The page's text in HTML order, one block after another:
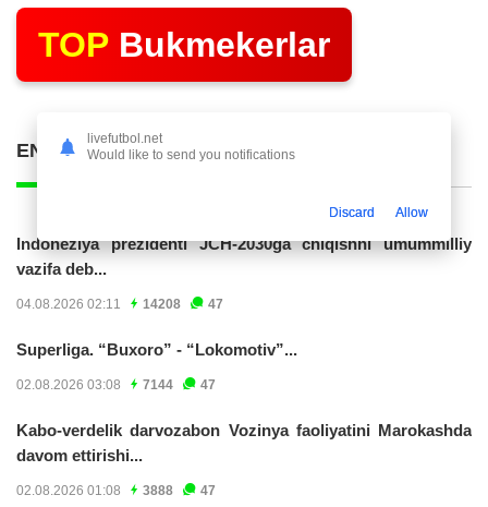
TOP Bukmekerlar
ENG KO'P O'QILGAN POSTLAR
Indoneziya prezidenti JCH-2030ga chiqishni umummilliy
vazifa deb...
04.08.2026 02:11 14208 47
Superliga. “Buxoro” - “Lokomotiv”...
02.08.2026 03:08 7144 47
Kabo-verdelik darvozabon Vozinya faoliyatini Marokashda
davom ettirishi...
02.08.2026 01:08 3888 47
livefutbol.net
Would like to send you notifications
Discard Allow